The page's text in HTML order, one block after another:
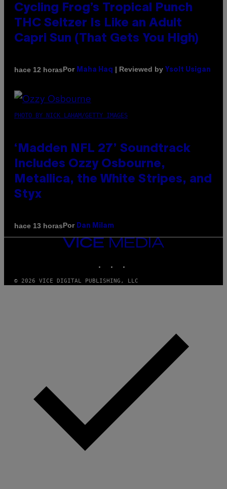
Cycling Frog’s Tropical Punch
THC Seltzer Is Like an Adult
Capri Sun (That Gets You High)
hace 12 horasPor Maha Haq | Reviewed by Ysolt Usigan
PHOTO BY NICK LAHAM/GETTY IMAGES
‘Madden NFL 27’ Soundtrack
Includes Ozzy Osbourne,
Metallica, the White Stripes, and
Styx
hace 13 horasPor Dan Milam
VICE
© 2026 VICE DIGITAL PUBLISHING, LLC